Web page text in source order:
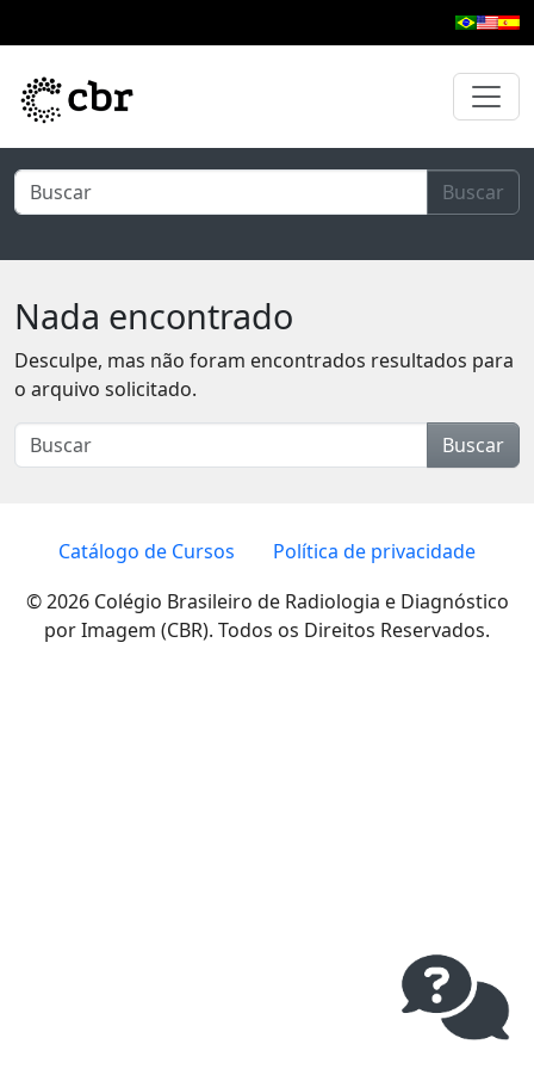
Buscar
Nada encontrado
Desculpe, mas não foram encontrados resultados para
o arquivo solicitado.
Buscar
Catálogo de Cursos
Política de privacidade
© 2026 Colégio Brasileiro de Radiologia e Diagnóstico
por Imagem (CBR). Todos os Direitos Reservados.